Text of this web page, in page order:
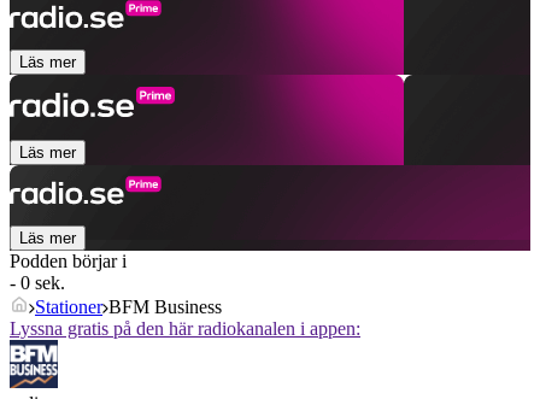
Läs mer
Läs mer
Läs mer
Podden börjar i
- 0 sek.
Stationer BFM Business
Lyssna gratis på den här radiokanalen i appen: